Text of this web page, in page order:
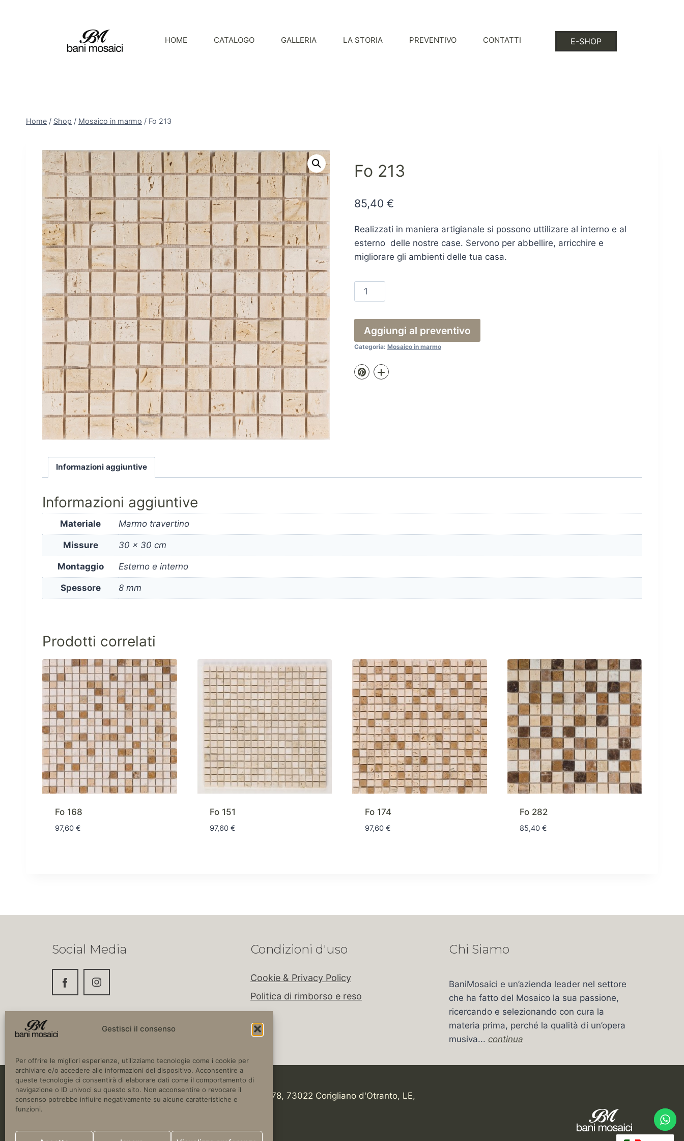
Gestisci il consenso
Per offrire le migliori esperienze, utilizziamo tecnologie come i cookie per
archiviare e/o accedere alle informazioni del dispositivo. Acconsentire a
queste tecnologie ci consentirà di elaborare dati come il comportamento di
navigazione o ID univoci su questo sito. Non acconsentire o revocare il
consenso potrebbe influire negativamente su alcune caratteristiche e
funzioni.
HOME CATALOGO GALLERIA LA STORIA PREVENTIVO CONTATTI E-SHOP
Home / Shop / Mosaico in marmo / Fo 213
Fo 213
85,40 €
Realizzati in maniera artigianale si possono uttilizare al interno e al
esterno delle nostre case. Servono per abbellire, arricchire e
migliorare gli ambienti delle tua casa.
213
Aggiungi al preventivo
Categoria: Mosaico in marmo
Informazioni aggiuntive
Informazioni aggiuntive
Materiale Marmo travertino
Missure 30 x 30 cm
Montaggio Esterno e interno
Spessore 8 mm
Prodotti correlati
Fo 168
97,60 €
Fo 151
97,60 €
Fo 174
97,60 €
Fo 282
85,40 €
Social Media Condizioni d'uso
Cookie & Privacy Policy
Politica di rimborso e reso
Chi Siamo
BaniMosaici e un’azienda leader nel settore
che ha fatto del Mosaico la sua passione,
ricercando e selezionando con cura la
materia prima, perché la qualità di un’opera
musiva... continua
Copyright © 2024 Bani Mosaici. SS16 Adriatica, Km 978, 73022 Corigliano d'Otranto, LE,